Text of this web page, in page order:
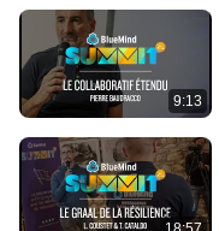
9:13